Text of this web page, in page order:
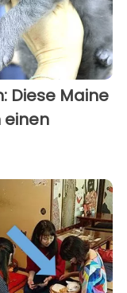
Diese Maine
einen